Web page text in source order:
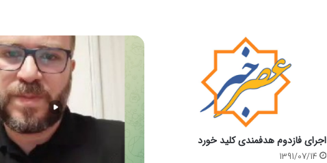
اجرای فازدوم هدفمندی کلید خورد
1391/07/14